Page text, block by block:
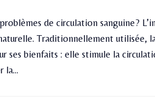
de circulation sanguine?
Traditionnellement utilisée,
ses bienfaits : elle stimule la
la…